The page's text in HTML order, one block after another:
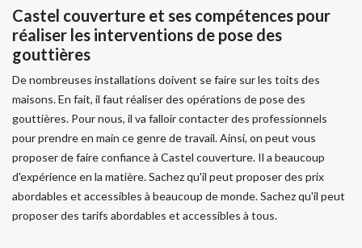
Castel couverture et ses compétences pour
réaliser les interventions de pose des
gouttières
De nombreuses installations doivent se faire sur les toits des
maisons. En fait, il faut réaliser des opérations de pose des
gouttières. Pour nous, il va falloir contacter des professionnels
pour prendre en main ce genre de travail. Ainsi, on peut vous
proposer de faire confiance à Castel couverture. Il a beaucoup
d'expérience en la matière. Sachez qu'il peut proposer des prix
abordables et accessibles à beaucoup de monde. Sachez qu'il peut
proposer des tarifs abordables et accessibles à tous.